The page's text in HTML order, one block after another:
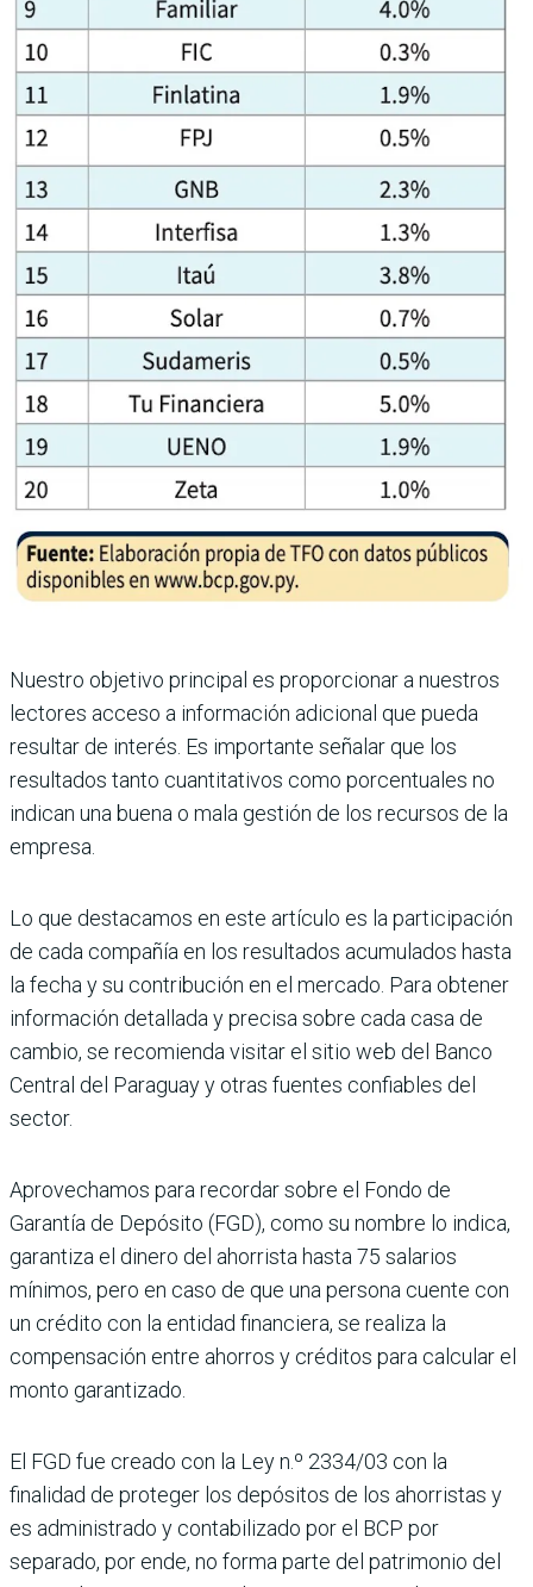
Nuestro objetivo principal es proporcionar a nuestros
lectores acceso a información adicional que pueda
resultar de interés. Es importante señalar que los
resultados tanto cuantitativos como porcentuales no
indican una buena o mala gestión de los recursos de la
empresa.
Lo que destacamos en este artículo es la participación
de cada compañía en los resultados acumulados hasta
la fecha y su contribución en el mercado. Para obtener
información detallada y precisa sobre cada casa de
cambio, se recomienda visitar el sitio web del Banco
Central del Paraguay y otras fuentes confiables del
sector.
Aprovechamos para recordar sobre el Fondo de
Garantía de Depósito (FGD), como su nombre lo indica,
garantiza el dinero del ahorrista hasta 75 salarios
mínimos, pero en caso de que una persona cuente con
un crédito con la entidad financiera, se realiza la
compensación entre ahorros y créditos para calcular el
monto garantizado.
El FGD fue creado con la Ley n.º 2334/03 con la
finalidad de proteger los depósitos de los ahorristas y
es administrado y contabilizado por el BCP por
separado, por ende, no forma parte del patrimonio del